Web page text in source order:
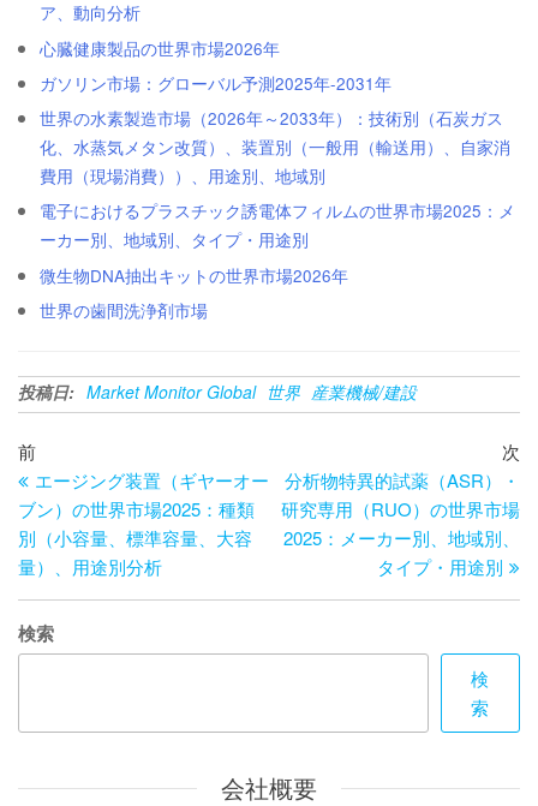
ア、動向分析
心臓健康製品の世界市場2026年
ガソリン市場：グローバル予測2025年-2031年
世界の水素製造市場（2026年～2033年）：技術別（石炭ガス
化、水蒸気メタン改質）、装置別（一般用（輸送用）、自家消
費用（現場消費））、用途別、地域別
電子におけるプラスチック誘電体フィルムの世界市場2025：メ
ーカー別、地域別、タイプ・用途別
微生物DNA抽出キットの世界市場2026年
世界の歯間洗浄剤市場
投稿日: Market Monitor Global 世界 産業機械/建設
投
稿
ナ
ビ
ゲ
ー
ョ
過
去
の
投
稿
前
エージング装置（ギヤーオー
ブン）の世界市場2025：種類
別（小容量、標準容量、大容
量）、用途別分析
投
次
分析物特異的試薬（ASR）・
研究専用（RUO）の世界市場
2025：メーカー別、地域別、
タイプ・用途別
検索
検
索
会社概要